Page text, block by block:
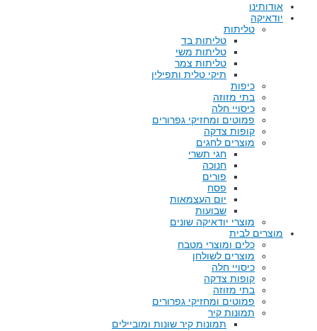
אודותינו
יודאיקה
טליתות
טליתות בד
טליתות משי
טליתות צמר
תיקי טלית ותפילין
כיפות
בתי מזוזה
כיסויי חלה
פמוטים ומחזיקי גפרורים
קופות צדקה
מוצרים לחגים
חגי תשרי
חנוכה
פורים
פסח
יום העצמאות
שבועות
מוצרי יודאיקה שונים
מוצרים לבית
כלים ומוצרי מטבח
מוצרים לשולחן
כיסויי חלה
קופות צדקה
בתי מזוזה
פמוטים ומחזיקי גפרורים
תמונות קיר
תמונות קיר שונות ומוביילים